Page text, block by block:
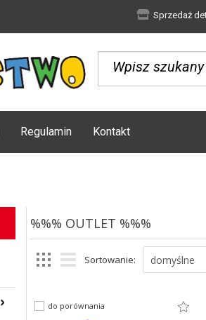
Sprzedaż
Regulamin Kontakt
%%% OUTLET %%%
Sortowanie: domyślne
do porównania